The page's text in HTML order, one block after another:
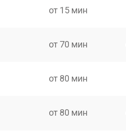
от 15 мин
от 70 мин
от 80 мин
от 80 мин